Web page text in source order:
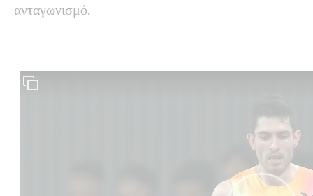
ανταγωνισμό.